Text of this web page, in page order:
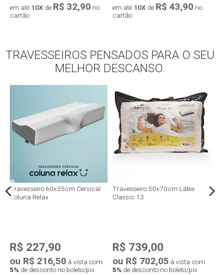
em até 10X de R$ 32,90 no
cartão
Compra rápida
em até 10X de R$ 43,90 no
cartão
Compra rápida
TRAVESSEIROS PENSADOS PARA O SEU
MELHOR DESCANSO.
Travesseiro 60x35cm Cervical
Coluna Relax
R$ 227,90
ou R$ 216,50 à vista com
5% de desconto no boleto/pix
Travesseiro 50x70cm Látex
Classic 13
R$ 739,00
ou R$ 702,05 à vista com
5% de desconto no boleto/pix